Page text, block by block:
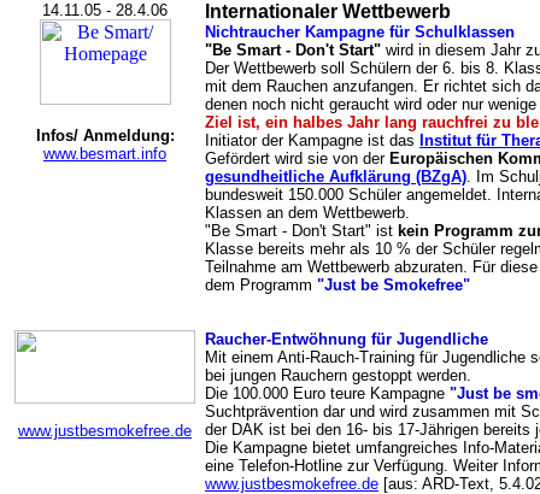
14.11.05 - 28.4.06
Infos/ Anmeldung:
www.besmart.info
Internationaler Wettbewerb
Nichtraucher Kampagne für Schulklassen
"Be Smart - Don't Start" wird in diesem Jahr
Der Wettbewerb soll Schülern der 6. bis 8.
mit dem Rauchen anzufangen. Er richtet sich
denen noch nicht geraucht wird oder nur
Ziel ist, ein halbes Jahr lang rauchfrei zu
Initiator der Kampagne ist das Institut für
Gefördert wird sie von der Europäischen
gesundheitliche Aufklärung (BZgA). Im
bundesweit 150.000 Schüler angemeldet.
Klassen an dem Wettbewerb.
"Be Smart - Don't Start" ist kein Programm
Klasse bereits mehr als 10 % der Schüler
Teilnahme am Wettbewerb abzuraten. Für
dem Programm "Just be Smokefree"
www.justbesmokefree.de
Raucher-Entwöhnung für Jugendliche
Mit einem Anti-Rauch-Training für Jugendliche
bei jungen Rauchern gestoppt werden.
Die 100.000 Euro teure Kampagne "Just be
Suchtprävention dar und wird zusammen mit
der DAK ist bei den 16- bis 17-Jährigen bereits
Die Kampagne bietet umfangreiches Info-
eine Telefon-Hotline zur Verfügung. Weiter
www.justbesmokefree.de [aus: ARD-Text,